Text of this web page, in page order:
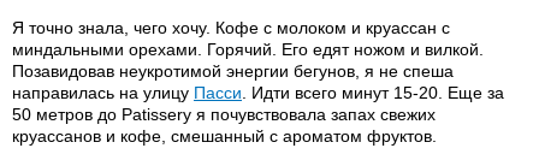
Я точно знала, чего хочу. Кофе с молоком и круассан с
миндальными орехами. Горячий. Его едят ножом и вилкой.
Позавидовав неукротимой энергии бегунов, я не спеша
направилась на улицу Пасси . Идти всего минут 15-20. Еще за
50 метров до Patissery я почувствовала запах свежих
круассанов и кофе, смешанный с ароматом фруктов.